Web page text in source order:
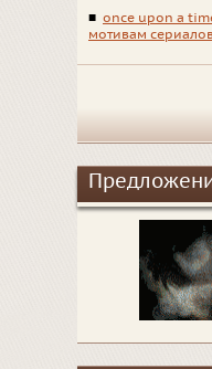
■ once upon a
мотивам